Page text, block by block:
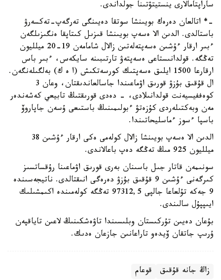
ساراپتامالارى ينستيتۋتىنا جولداندى.
-* اتالعان دەرەك بويىنشا سوتقا دەيىنگى تەرگەپ-تەكسەرۋ
باستالدى. الدىن الا ەسەپ بويىنشا قىزىل كىتاپقا ەنگىزىلگەن
ءبىر ارقار ءۇشىن ەسەپتەلەتىن زالال شامامەن 19-20 ميلليون
تەڭگە. قولدانىستاعى ەسەپتەۋ تارتىبىنە سايكەس، ءبىر باس
ارقارعا 1500 ايلىق ەسەپتىك كورسەتكىش (ا ە ك) بەلگىلەنگەن.
ال قۇقىق بۇزۋ قورىق اۋماعىندا جاسالعاندىقتان، وعان 3
كوەففيسيەنت قولدانىلادى، - دەدى قورىقتىڭ تابيعي كەشەندەر
مەن وبەكتىلەردى كۇزەتۋ ءبولىمىنىڭ باستىعى ۇسەن جاپاروۆ
باسپا ءسوز ءماسليحاتىندا.
الدىن الا ەسەپ بويىنشا زالال كولەمى ەكى ارقار ءۇشىن 38
ميلليون 925 مىڭ تەڭگە دەپ باعالاندى.
سونىمەن قاتار جىل باسىنان بەرى قورىق اۋماعىنا رۇقساتسىز
كىرگەنى ءۇشىن 9 قۇقىق بۇزۋ دەرەگى انىقتالدى. ناتيجەسىندە
9 جەكە تۇلعاعا جالپى 97312,5 تەڭگە كولەمىندە اكىمشىلىك
ايىپپۇل سالىندى.
بۇعان دەيىن تۇركىستان وبلىسىندا تاۋەشكىنىڭ لاعىن تاياقپەن
ۇرىپ جاتقان ۆيدەو تاراعانىن جازعان ەدىك.
زاڭ جانە قۇقىق قوعام